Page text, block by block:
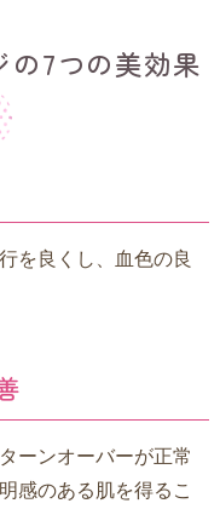
の7つの美効果
を良くし、血色の良
ーンオーバーが正常
感のある肌を得るこ